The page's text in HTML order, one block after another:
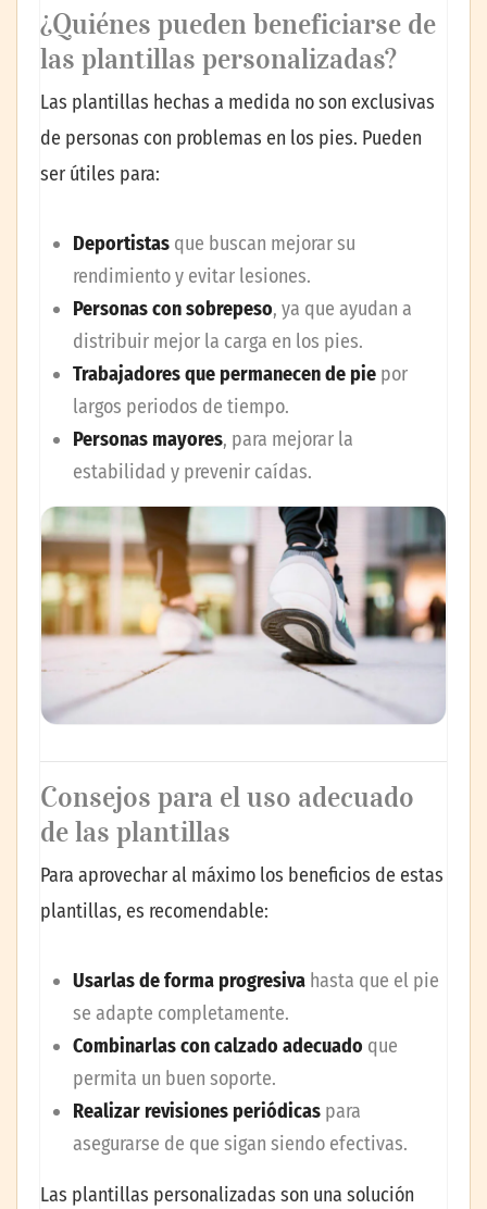
¿Quiénes pueden beneficiarse de
las plantillas personalizadas?
Las plantillas hechas a medida no son exclusivas
de personas con problemas en los pies. Pueden
ser útiles para:
Deportistas que buscan mejorar su
rendimiento y evitar lesiones.
Personas con sobrepeso, ya que ayudan a
distribuir mejor la carga en los pies.
Trabajadores que permanecen de pie por
largos periodos de tiempo.
Personas mayores, para mejorar la
estabilidad y prevenir caídas.
Consejos para el uso adecuado
de las plantillas
Para aprovechar al máximo los beneficios de estas
plantillas, es recomendable:
Usarlas de forma progresiva hasta que el pie
se adapte completamente.
Combinarlas con calzado adecuado que
permita un buen soporte.
Realizar revisiones periódicas para
asegurarse de que sigan siendo efectivas.
Las plantillas personalizadas son una solución